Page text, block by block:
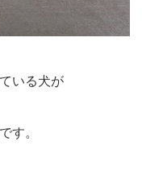
いる犬が
す。